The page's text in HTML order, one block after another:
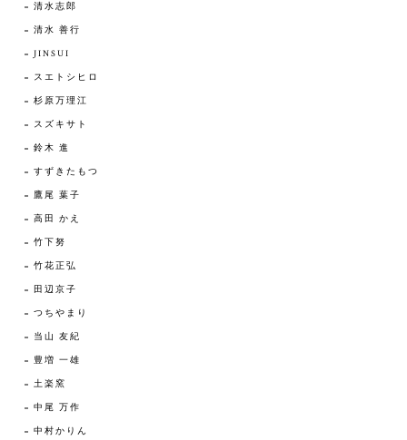
清水志郎
清水 善行
JINSUI
スエトシヒロ
杉原万理江
スズキサト
鈴木 進
すずきたもつ
鷹尾 葉子
高田 かえ
竹下努
竹花正弘
田辺京子
つちやまり
当山 友紀
豊増 一雄
土楽窯
中尾 万作
中村かりん